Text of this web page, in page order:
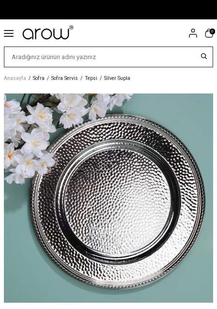
0
Anasayfa / Sofra / Sofra Servis / Tepsi / Silver Supla